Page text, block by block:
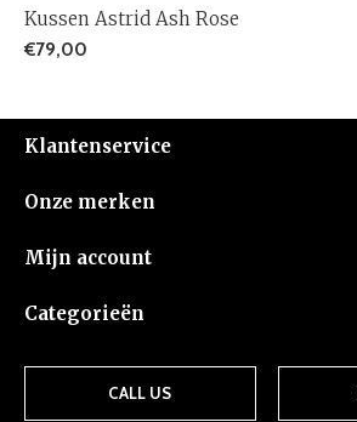
Kussen Astrid Ash Rose
€79,00
Klantenservice
Onze merken
Mijn account
Categorieën
CALL US